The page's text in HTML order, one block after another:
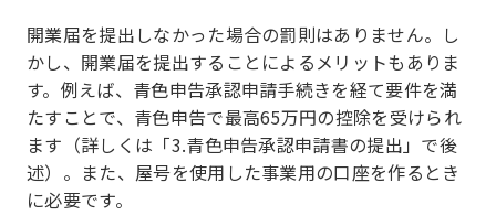
開業届を提出しなかった場合の罰則はありません。し
かし、開業届を提出することによるメリットもありま
す。例えば、青色申告承認申請手続きを経て要件を満
たすことで、青色申告で最高65万円の控除を受けられ
ます（詳しくは「3.青色申告承認申請書の提出」で後
述）。また、屋号を使用した事業用の口座を作るとき
に必要です。